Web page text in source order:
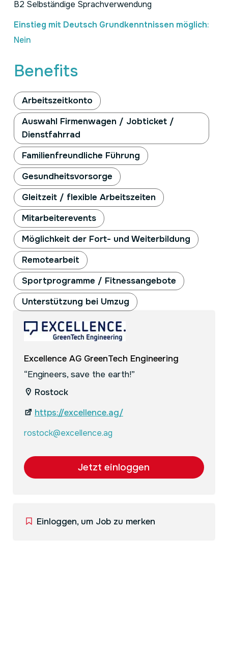
B2 Selbständige Sprachverwendung
Einstieg mit Deutsch Grundkenntnissen möglich:
Nein
Benefits
Arbeitszeitkonto
Auswahl Firmenwagen / Jobticket /
Dienstfahrrad
Familienfreundliche Führung
Gesundheitsvorsorge
Gleitzeit / flexible Arbeitszeiten
Mitarbeiterevents
Möglichkeit der Fort- und Weiterbildung
Remotearbeit
Sportprogramme / Fitnessangebote
Unterstützung bei Umzug
Excellence AG GreenTech Engineering
“Engineers, save the earth!”
Rostock
https://excellence.ag/
rostock@excellence.ag
Einloggen, um Job zu merken